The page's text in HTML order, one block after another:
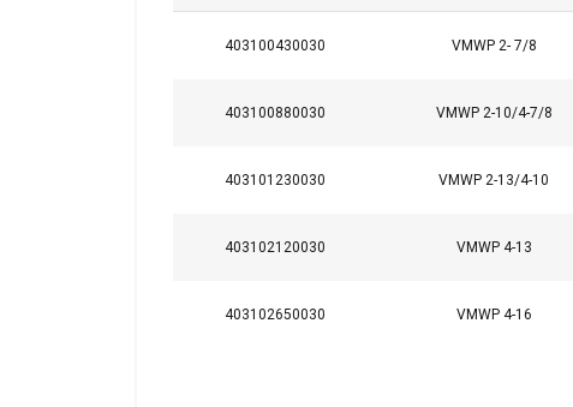
403100430030 VMWP 2- 7/8
403100880030 VMWP 2-10/4-7/8
403101230030 VMWP 2-13/4-10
403102120030 VMWP 4-13
403102650030 VMWP 4-16